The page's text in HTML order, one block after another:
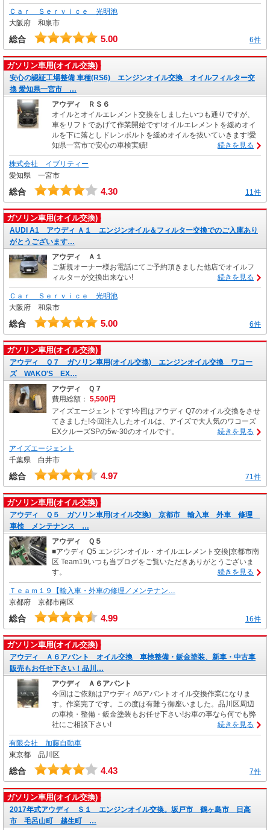
Ｃａｒ Ｓｅｒｖｉｃｅ 光明池
大阪府 和泉市
総合 5.00 6件
ガソリン車用(オイル交換)
安心の認証工場整備 車種(RS6) エンジンオイル交換 オイルフィルター交
換 愛知県一宮市 …
アウディ ＲＳ６
オイルとオイルエレメント交換をしましたいつも通りですが、
車をリフトであげて作業開始です!オイルエレメントを緩めオイ
ルを下に落としドレンボルトを緩めオイルを抜いていきます!愛
知県一宮市で安心の車検実績!
続きを見る
株式会社 イブリティー
愛知県 一宮市
総合 4.30 11件
ガソリン車用(オイル交換)
AUDI A1 アウディ Ａ１ エンジンオイル＆フィルター交換でのご入庫あり
がとうございます…
アウディ Ａ１
ご新規オーナー様お電話にてご予約頂きました他店でオイルフ
ィルターが交換出来ない!
続きを見る
Ｃａｒ Ｓｅｒｖｉｃｅ 光明池
大阪府 和泉市
総合 5.00 6件
ガソリン車用(オイル交換)
アウディ Ｑ７ ガソリン車用(オイル交換) エンジンオイル交換 ワコー
ズ WAKO'S EX…
アウディ Ｑ７
費用総額： 5,500円
アイズエージェントです!今回はアウディ Q7のオイル交換をさせ
てきました!今回注入したオイルは、アイズで大人気のワコーズ
EXクルーズSPの5w-30のオイルです。
続きを見る
アイズエージェント
千葉県 白井市
総合 4.97 71件
ガソリン車用(オイル交換)
アウディ Ｑ５ ガソリン車用(オイル交換) 京都市 輸入車 外車 修理
車検 メンテナンス …
アウディ Ｑ５
■アウディ Q5 エンジンオイル・オイルエレメント交換|京都市南
区 Team19いつも当ブログをご覧いただきありがとうございま
す。
続きを見る
Ｔｅａｍ１９【輸入車・外車の修理／メンテナン…
京都府 京都市南区
総合 4.99 16件
ガソリン車用(オイル交換)
アウディ Ａ６アバント オイル交換 車検整備・鈑金塗装、新車・中古車
販売もお任せ下さい！品川…
アウディ Ａ６アバント
今回はご依頼はアウディ A6アバントオイル交換作業になりま
す。作業完了です。この度は有難う御座いました。品川区周辺
の車検・整備・鈑金塗装もお任せ下さい!お車の事なら何でも弊
社にご相談下さい!
続きを見る
有限会社 加藤自動車
東京都 品川区
総合 4.43 7件
ガソリン車用(オイル交換)
2017年式アウディ Ｓ１ エンジンオイル交換。坂戸市 鶴ヶ島市 日高
市 毛呂山町 越生町 …